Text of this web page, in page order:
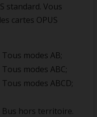
standard. Vous
cartes OPUS
modes AB;
modes ABC;
modes ABCD;
Bus hors territoire.